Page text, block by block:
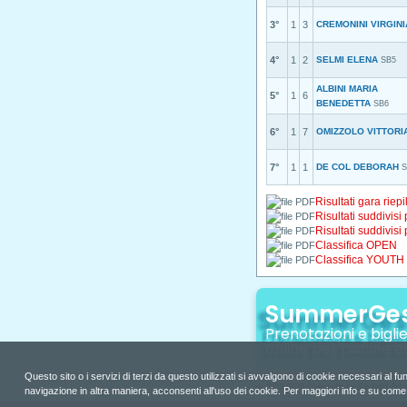
3° 1 3 CREMONINI
4° 1 2 SELMI ELENA SB5
5° 1 6
ALBINI MARIA
BENEDETTA SB6
6° 1 7 OMIZZOLO
7° 1 1 DE COL DEBORAH
Risultati gara
Risultati suddivisi
Risultati suddivisi
Classifica OPEN
Classifica YOUTH
Prenotazioni e
online per piscine
© 2004-2026 Copyright by Siteland Srl
Questo sito o i servizi di terzi da questo utilizzati si avvalgono di cookie necessari al
navigazione in altra maniera, acconsenti all'uso dei cookie. Per maggiori info e su